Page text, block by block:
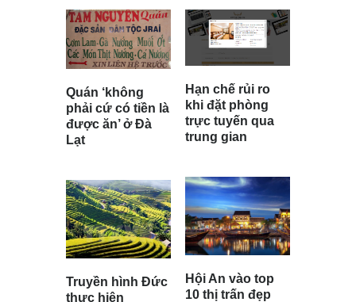
Quán ‘không
phải cứ có tiền là
được ăn’ ở Đà
Lạt
Truyền hình Đức
thực hiện
Hạn chế rủi ro
khi đặt phòng
trực tuyến qua
trung gian
Hội An vào top
10 thị trấn đẹp